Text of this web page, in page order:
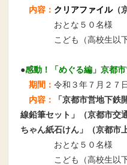
内容： クリアファイル（
おとな５０名様
こども（高校生以下
●感動！「めぐる編」京都
期間：令和３年７月２７
内容：
「京都市営地下
線鉛筆セット」（京都市交
ちゃん紙石けん」（京都市
おとな５０名様
こども（高校生以下